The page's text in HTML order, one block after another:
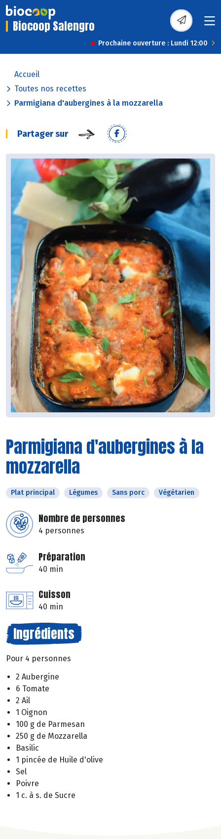
Biocoop Salengro
Prochaine ouverture : Lundi 12:00
Accueil
Toutes nos recettes
Parmigiana d'aubergines à la mozzarella
Partager sur
Parmigiana d'aubergines à la
mozzarella
Plat principal Légumes Sans porc Végétarien
Nombre de personnes
4 personnes
Préparation
40 min
Cuisson
40 min
Ingrédients
Pour 4 personnes
2 Aubergine
6 Tomate
2 Ail
1 Oignon
100 g de Parmesan
250 g de Mozzarella
Basilic
1 pincée de Huile d'olive
Sel
Poivre
1 c. à s. de Sucre